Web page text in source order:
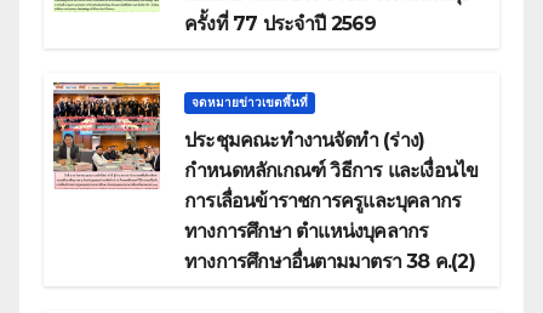
ครั้งที่ 77 ประจำปี 2569
จดหมายข่าวเขตพื้นที่
ประชุมคณะทำงานจัดทำ (ร่าง)
กำหนดหลักเกณฑ์ วิธีการ และเงื่อนไข
การเลื่อนข้าราชการครูและบุคลากร
ทางการศึกษา ตำแหน่งบุคลากร
ทางการศึกษาอื่นตามมาตรา 38 ค.(2)